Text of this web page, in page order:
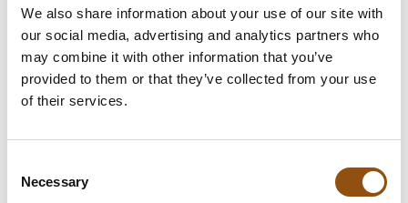
We also share information about your use of our site with
our social media, advertising and analytics partners who
may combine it with other information that you’ve
provided to them or that they’ve collected from your use
of their services.
Selection
Necessary
Upload uw logo/design
Leverdatum